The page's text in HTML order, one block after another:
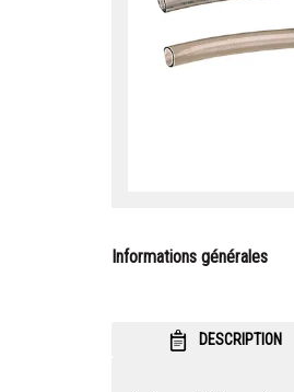
Informations générales
DESCRIPTION